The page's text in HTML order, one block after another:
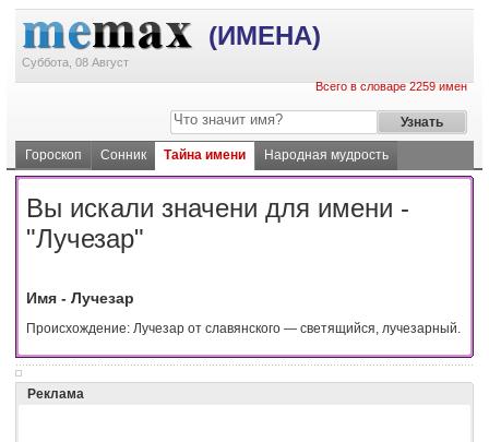
(ИМЕНА)
Суббота, 08 Август
Всего в словаре 2259 имен
Гороскоп Сонник Тайна имени Народная мудрость
Вы искали значени для имени -
"Лучезар"
Имя - Лучезар
Происхождение: Лучезар от славянского — светящийся, лучезарный.
Реклама